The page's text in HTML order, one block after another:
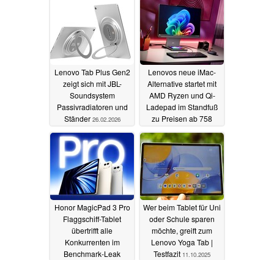
Lenovo Tab Plus Gen2
zeigt sich mit JBL-
Soundsystem
Passivradiatoren und
Ständer 26.02.2026
Lenovos neue iMac-
Alternative startet mit
AMD Ryzen und Qi-
Ladepad im Standfuß
zu Preisen ab 758
Euro21.10.2025
Honor MagicPad 3 Pro
Flaggschiff-Tablet
übertrifft alle
Konkurrenten im
Benchmark-Leak
Wer beim Tablet für Uni
oder Schule sparen
möchte, greift zum
Lenovo Yoga Tab |
Testfazit 11.10.2025